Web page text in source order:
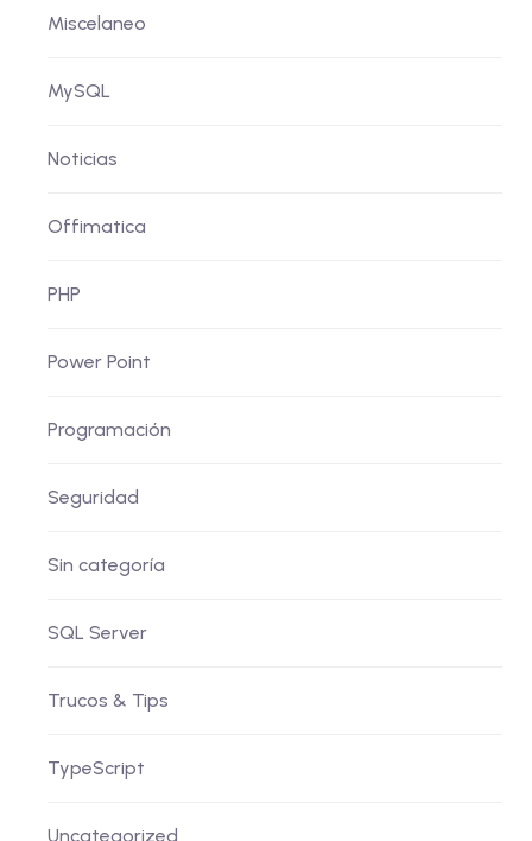
Miscelaneo
MySQL
Noticias
Offimatica
PHP
Power Point
Programación
Seguridad
Sin categoría
SQL Server
Trucos & Tips
TypeScript
Uncategorized